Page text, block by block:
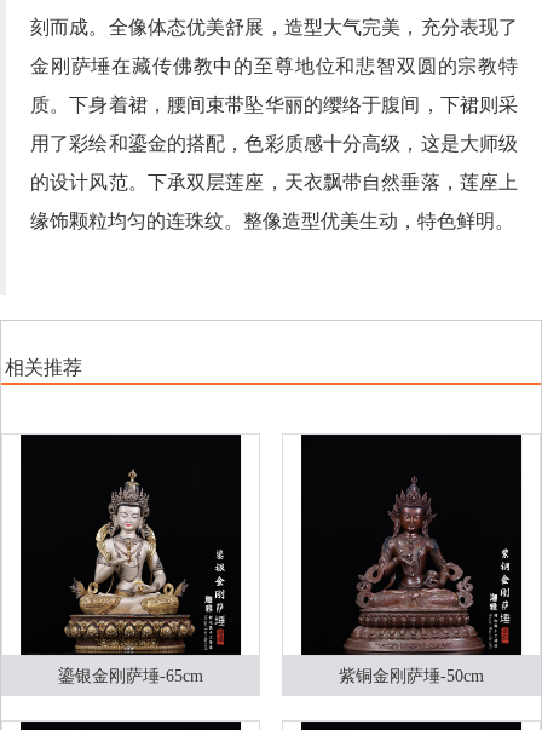
刻而成。全像体态优美舒展，造型大气完美，充分表现了
金刚萨埵在藏传佛教中的至尊地位和悲智双圆的宗教特
质。下身着裙，腰间束带坠华丽的缨络于腹间，下裙则采
用了彩绘和鎏金的搭配，色彩质感十分高级，这是大师级
的设计风范。下承双层莲座，天衣飘带自然垂落，莲座上
缘饰颗粒均匀的连珠纹。整像造型优美生动，特色鲜明。
相关推荐
鎏银金刚萨埵-65cm 紫铜金刚萨埵-50cm